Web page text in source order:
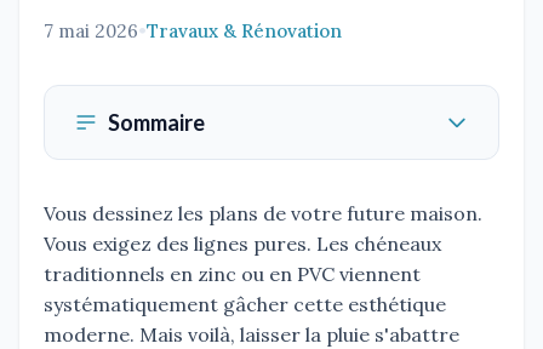
7 mai 2026•Travaux & Rénovation
Sommaire
Vous dessinez les plans de votre future maison.
Vous exigez des lignes pures. Les chéneaux
traditionnels en zinc ou en PVC viennent
systématiquement gâcher cette esthétique
moderne. Mais voilà, laisser la pluie s'abattre